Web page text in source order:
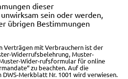
dieser
sein oder werden,
übrigen Bestimmungen
Verträgen mit Verbrauchern ist der
Widerrufsbelehrung, Muster-
Wider-rufsformular für online
zu beachten.Auf die
Merkblatt Nr. 1001 wird verwiesen.